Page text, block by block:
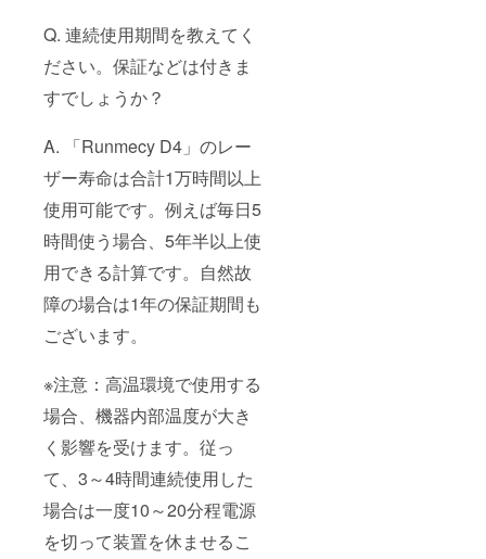
Q. 連続使用期間を教えてく
ださい。保証などは付きま
すでしょうか？
A. 「Runmecy D4」のレー
ザー寿命は合計1万時間以上
使用可能です。例えば毎日5
時間使う場合、5年半以上使
用できる計算です。自然故
障の場合は1年の保証期間も
ございます。
※注意：高温環境で使用する
場合、機器内部温度が大き
く影響を受けます。従っ
て、3～4時間連続使用した
場合は一度10～20分程電源
を切って装置を休ませるこ